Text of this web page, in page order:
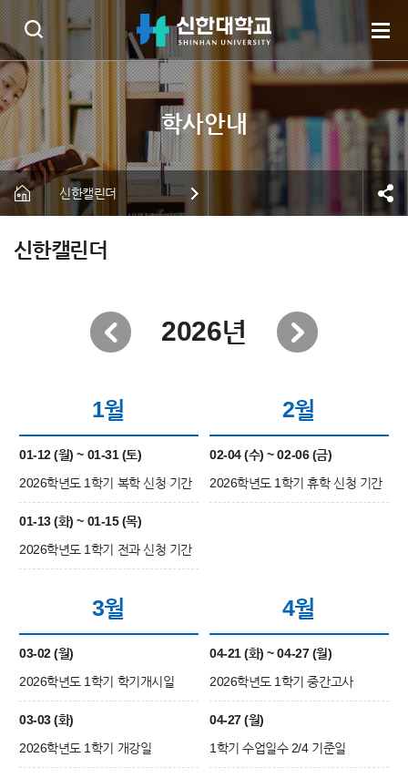
신한캘린더
신한캘린더
2026년
1월
01-12 (월) ~ 01-31 (토)
2026학년도 1학기 복학 신청 기간
01-13 (화) ~ 01-15 (목)
2026학년도 1학기 전과 신청 기간
2월
02-04 (수) ~ 02-06 (금)
2026학년도 1학기 휴학 신청 기간
3월
03-02 (월)
2026학년도 1학기 학기개시일
03-03 (화)
2026학년도 1학기 개강일
4월
04-21 (화) ~ 04-27 (월)
2026학년도 1학기 중간고사
04-27 (월)
1학기 수업일수 2/4 기준일